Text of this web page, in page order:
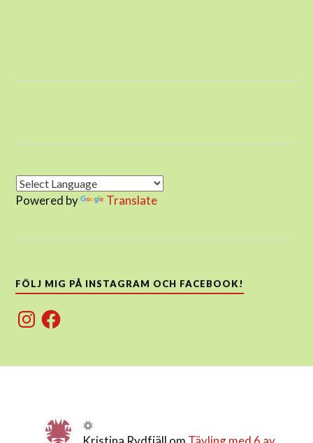
Powered by Translate
FÖLJ MIG PÅ INSTAGRAM OCH FACEBOOK!
InstagramFacebook